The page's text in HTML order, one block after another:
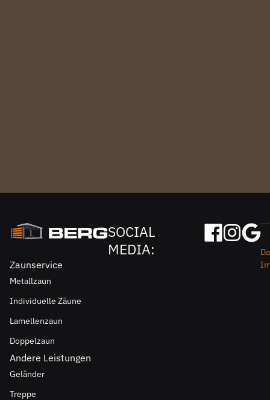
SOCIAL
MEDIA:
Zaunservice
Metallzaun
Individuelle Zäune
Lamellenzaun
Doppelzaun
Andere Leistungen
Geländer
Treppe